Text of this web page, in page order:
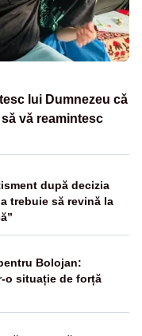
lui Dumnezeu cǎ
vǎ reamintesc
după decizia
trebuie să revină la
Bolojan:
o situație de forță